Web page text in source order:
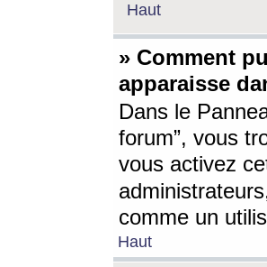
Haut
» Comment
apparaisse
Dans le
forum”, vous
vous activez
comme un
Haut